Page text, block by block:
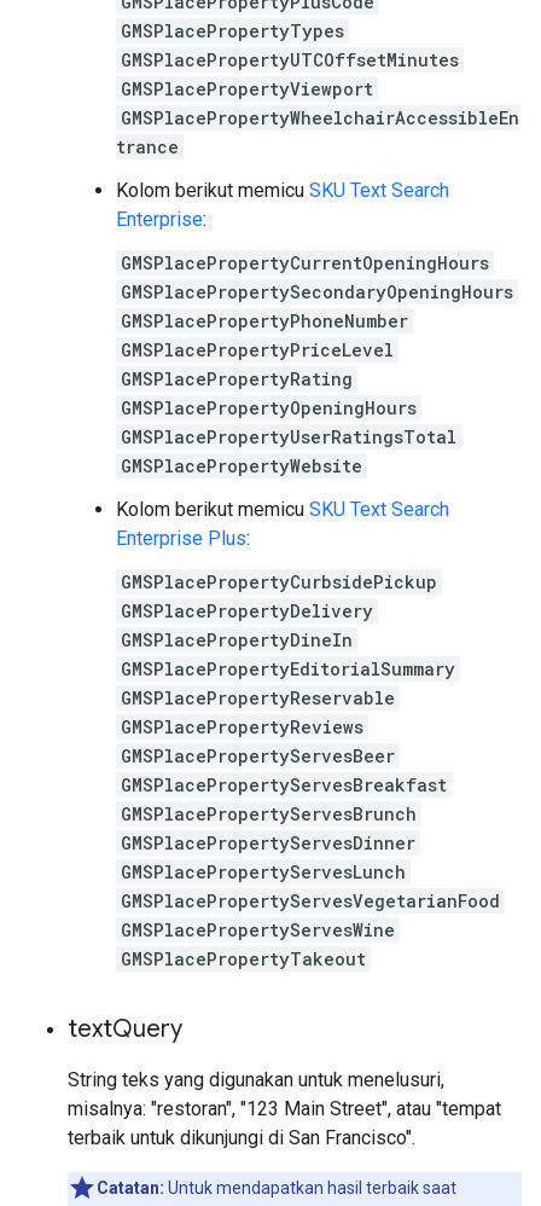
GMSPlacePropertyTypes
GMSPlacePropertyUTCOffsetMinutes
GMSPlacePropertyViewport
GMSPlacePropertyWheelchairAccessibleEn
trance
Kolom berikut memicu SKU Text Search
Enterprise:
GMSPlacePropertyCurrentOpeningHours
GMSPlacePropertySecondaryOpeningHours
GMSPlacePropertyPhoneNumber
GMSPlacePropertyPriceLevel
GMSPlacePropertyRating
GMSPlacePropertyOpeningHours
GMSPlacePropertyUserRatingsTotal
GMSPlacePropertyWebsite
Kolom berikut memicu SKU Text Search
Enterprise Plus:
GMSPlacePropertyCurbsidePickup
GMSPlacePropertyDelivery
GMSPlacePropertyDineIn
GMSPlacePropertyEditorialSummary
GMSPlacePropertyReservable
GMSPlacePropertyReviews
GMSPlacePropertyServesBeer
GMSPlacePropertyServesBreakfast
GMSPlacePropertyServesBrunch
GMSPlacePropertyServesDinner
GMSPlacePropertyServesLunch
GMSPlacePropertyServesVegetarianFood
GMSPlacePropertyServesWine
GMSPlacePropertyTakeout
textQuery
String teks yang digunakan untuk menelusuri,
misalnya: "restoran", "123 Main Street", atau "tempat
terbaik untuk dikunjungi di San Francisco".
Catatan: Untuk mendapatkan hasil terbaik saat